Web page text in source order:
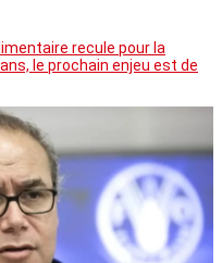
recule pour la
le prochain enjeu est de